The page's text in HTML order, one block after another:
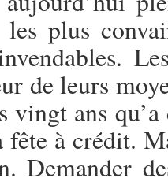
les plus
de leurs
vingt ans
à crédit.
Demander